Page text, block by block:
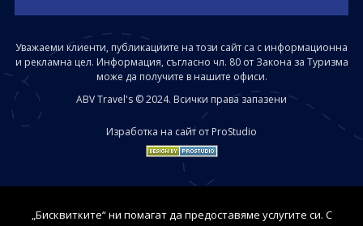
Уважаеми клиенти, публикациите на този сайт са с информационна
и рекламна цел. Информация, съгласно чл. 80 от Закона за Туризма
може да получите в нашите офиси.
ABV Travel's © 2024. Всички права запазени
Изработка на сайт от ProStudio
„Бисквитките“ ни помагат да предоставяме услугите си. С